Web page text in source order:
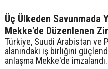
Üç Ülkeden Savunmada
Mekke'de Düzenlenen
Türkiye, Suudi Arabistan ve
alanındaki iş birliğini
anlaşma Mekke'de imzalandı..